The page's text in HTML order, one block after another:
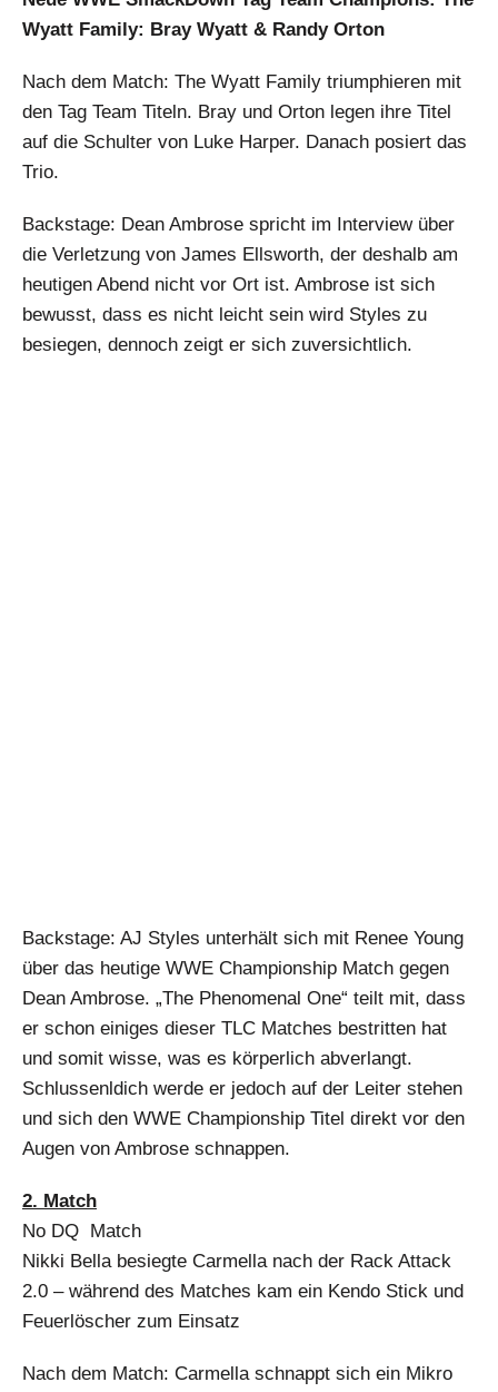
Wyatt Family: Bray Wyatt & Randy Orton
Nach dem Match: The Wyatt Family triumphieren mit
den Tag Team Titeln. Bray und Orton legen ihre Titel
auf die Schulter von Luke Harper. Danach posiert das
Trio.
Backstage: Dean Ambrose spricht im Interview über
die Verletzung von James Ellsworth, der deshalb am
heutigen Abend nicht vor Ort ist. Ambrose ist sich
bewusst, dass es nicht leicht sein wird Styles zu
besiegen, dennoch zeigt er sich zuversichtlich.
Backstage: AJ Styles unterhält sich mit Renee Young
über das heutige WWE Championship Match gegen
Dean Ambrose. „The Phenomenal One“ teilt mit, dass
er schon einiges dieser TLC Matches bestritten hat
und somit wisse, was es körperlich abverlangt.
Schlussenldich werde er jedoch auf der Leiter stehen
und sich den WWE Championship Titel direkt vor den
Augen von Ambrose schnappen.
2. Match
No DQ Match
Nikki Bella besiegte Carmella nach der Rack Attack
2.0 – während des Matches kam ein Kendo Stick und
Feuerlöscher zum Einsatz
Nach dem Match: Carmella schnappt sich ein Mikro